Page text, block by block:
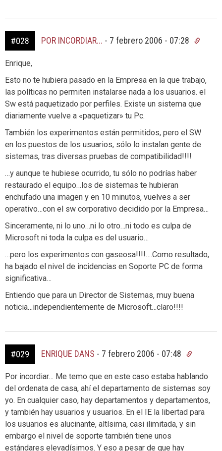
#028 POR INCORDIAR... - 7 febrero 2006 - 07:28
Enrique,
Esto no te hubiera pasado en la Empresa en la que trabajo,
las políticas no permiten instalarse nada a los usuarios. el
Sw está paquetizado por perfiles. Existe un sistema que
diariamente vuelve a «paquetizar» tu Pc.
También los experimentos están permitidos, pero el SW
en los puestos de los usuarios, sólo lo instalan gente de
sistemas, tras diversas pruebas de compatibilidad!!!!
…y aunque te hubiese ocurrido, tu sólo no podrías haber
restaurado el equipo…los de sistemas te hubieran
enchufado una imagen y en 10 minutos, vuelves a ser
operativo…con el sw corporativo decidido por la Empresa…
Sinceramente, ni lo uno…ni lo otro…ni todo es culpa de
Microsoft ni toda la culpa es del usuario…
…pero los experimentos con gaseosa!!!!….Como resultado,
ha bajado el nivel de incidencias en Soporte PC de forma
significativa…
Entiendo que para un Director de Sistemas, muy buena
noticia…independientemente de Microsoft…claro!!!!
#029 ENRIQUE DANS - 7 febrero 2006 - 07:48
Por incordiar… Me temo que en este caso estaba hablando
del ordenata de casa, ahí el departamento de sistemas soy
yo. En cualquier caso, hay departamentos y departamentos,
y también hay usuarios y usuarios. En el IE la libertad para
los usuarios es alucinante, altísima, casi ilimitada, y sin
embargo el nivel de soporte también tiene unos
estándares elevadísimos. Y eso a pesar de que hay